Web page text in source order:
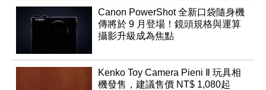
Canon PowerShot 全新口袋隨身機
傳將於 9 月登場！鏡頭規格與運算
攝影升級成為焦點
Kenko Toy Camera Pieni Ⅱ 玩具相
機發售，建議售價 NT$ 1,080起